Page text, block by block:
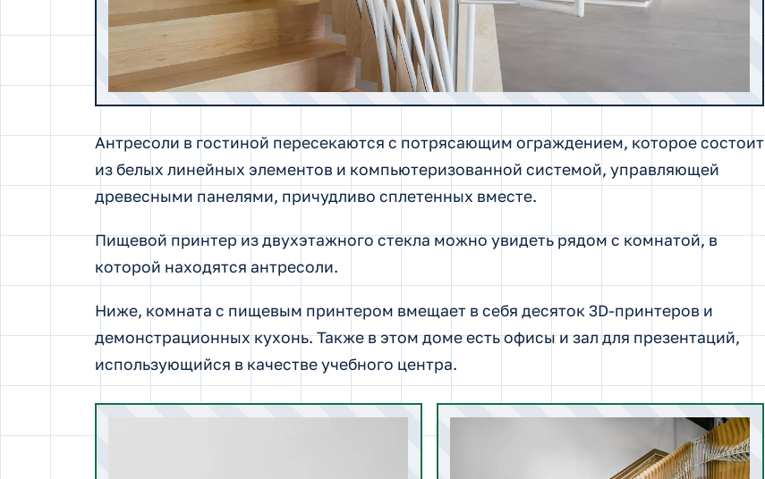
Антресоли в гостиной пересекаются с потрясающим ограждением, которое состоит
из белых линейных элементов и компьютеризованной системой, управляющей
древесными панелями, причудливо сплетенных вместе.
Пищевой принтер из двухэтажного стекла можно увидеть рядом с комнатой, в
которой находятся антресоли.
Ниже, комната с пищевым принтером вмещает в себя десяток 3D-принтеров и
демонстрационных кухонь. Также в этом доме есть офисы и зал для презентаций,
использующийся в качестве учебного центра.